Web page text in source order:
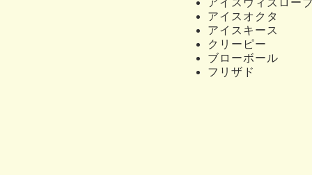
アイスオクタ
アイスキース
クリーピー
ブローボール
フリザド